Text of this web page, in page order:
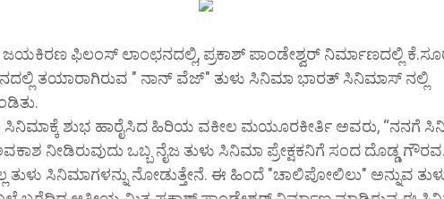
ಫಿಲಂಸ್ ಲಾಂಛನದಲ್ಲಿ, ಪ್ರಕಾಶ್ ಪಾಂಡೇಶ್ವರ್ ನಿರ್ಮಾಣದಲ್ಲಿ
ತಯಾರಾಗಿರುವ " ನಾನ್ ವೆಜ್" ತುಳು ಸಿನಿಮಾ ಭಾರತ್ ಸಿನಿಮಾಸ್ ನಲ್ಲಿ
ಶುಭ ಹಾರೈಸಿದ ಹಿರಿಯ ವಕೀಲ ಮಯೂರಕೀರ್ತಿ ಅವರು, “ನನಗೆ
ನೀಡಿರುವುದು ಒಬ್ಬ ನೈಜ ತುಳು ಸಿನಿಮಾ ಪ್ರೇಕ್ಷಕನಿಗೆ ಸಂದ ದೊಡ್ಡ
ತುಳು ಸಿನಿಮಾಗಳನ್ನು ನೋಡುತ್ತೇನೆ. ಈ ಹಿಂದೆ "ಚಾಲಿಪೋಲಿಲು" ಅನ್ನುವ